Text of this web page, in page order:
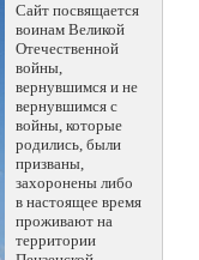
Сайт посвящается
воинам Великой
Отечественной
войны,
вернувшимся и не
вернувшимся с
войны, которые
родились, были
призваны,
захоронены либо
в настоящее время
проживают на
территории